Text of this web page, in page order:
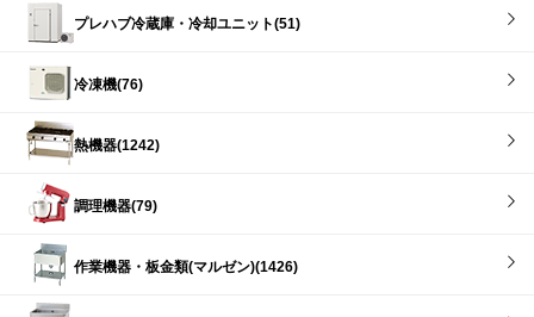
プレハブ冷蔵庫・冷却ユニット(51)
冷凍機(76)
熱機器(1242)
調理機器(79)
作業機器・板金類(マルゼン)(1426)